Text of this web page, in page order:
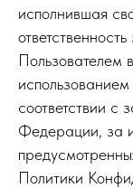
исполнившая
Пользователем
соответствии с
Федерации, за
Политики